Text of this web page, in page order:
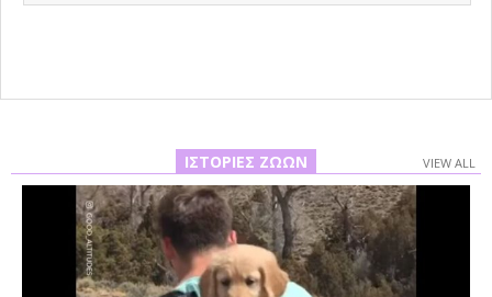
ΙΣΤΟΡΊΕΣ ΖΏΩΝ VIEW ALL